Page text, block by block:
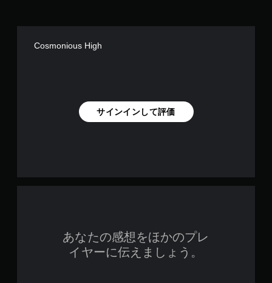
Cosmonious High
サインインして評価
あなたの感想をほかのプレ
イヤーに伝えましょう。
を
ー
も
通